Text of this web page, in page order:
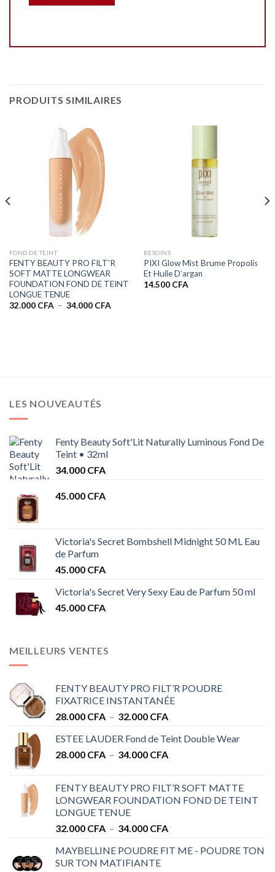
PRODUITS SIMILAIRES
FOND DE TEINT
FENTY BEAUTY PRO FILT’R
SOFT MATTE LONGWEAR
FOUNDATION FOND DE TEINT
LONGUE TENUE
32.000 CFA – 34.000 CFAPlage
BESOINS
PIXI Glow Mist Brume Propolis
Et Huile D’argan
14.500 CFA
LES NOUVEAUTÉS
Fenty Beauty Soft'Lit Naturally Luminous Fond De
Teint • 32ml
34.000 CFA
45.000 CFA
Victoria's Secret Bombshell Midnight 50 ML Eau
de Parfum
45.000 CFA
Victoria's Secret Very Sexy Eau de Parfum 50 ml
45.000 CFA
MEILLEURS VENTES
FENTY BEAUTY PRO FILT’R POUDRE
FIXATRICE INSTANTANÉE
28.000 CFA – 32.000 CFAPlage
prix :
28.000 CFA
ESTEE LAUDER Fond de Teint Double Wear
28.000 CFA – 34.000 CFAPlage
28.000 CFA
à
FENTY BEAUTY PRO FILT’R SOFT MATTE
LONGWEAR FOUNDATION FOND DE TEINT
LONGUE TENUE
32.000 CFA – 34.000 CFAPlage
prix :
MAYBELLINE POUDRE FIT ME - POUDRE TON
SUR TON MATIFIANTE